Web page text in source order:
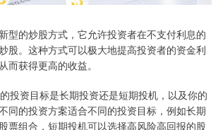
型的炒股方式，它允许投资者在不支付利息的
股。这种方式可以极大地提高投资者的资金利
而获得更高的收益。
投资目标是长期投资还是短期投机，以及你的
同的投资方案适合不同的投资目标，例如长期
票组合，短期投机可以选择高风险高回报的股